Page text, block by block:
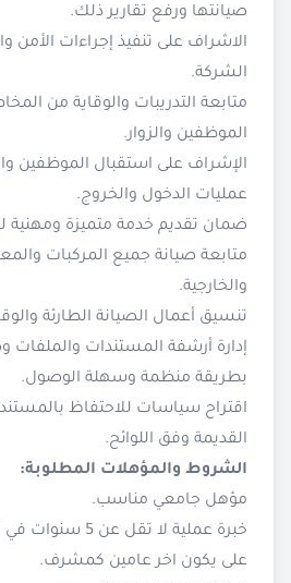
صيانتها ورفع تقارير ذلك.
الاشراف على تنفيذ إجراءات الأمن
الشركة.
متابعة التدريبات والوقاية من
الموظفين والزوار.
الإشراف على استقبال الموظفين
عمليات الدخول والخروج.
ضمان تقديم خدمة متميزة ومهنية
متابعة صيانة جميع المركبات
والخارجية.
تنسيق أعمال الصيانة الطارئة
إدارة أرشفة المستندات
بطريقة منظمة وسهلة الوصول.
اقتراح سياسات للاحتفاظ
القديمة وفق اللوائح.
الشروط والمؤهلات المطلوبة:
مؤهل جامعي مناسب.
خبرة عملية لا
على يكون اخر عامين كمشرف.